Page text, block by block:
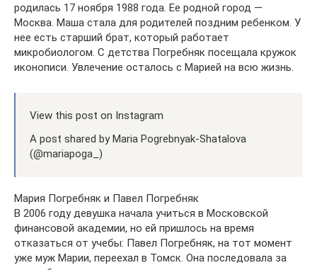
родилась 17 ноября 1988 года. Ее родной город —
Москва. Маша стала для родителей поздним ребенком. У
нее есть старший брат, который работает
микробиологом. С детства Погребняк посещала кружок
иконописи. Увлечение осталось с Марией на всю жизнь.
View this post on Instagram
A post shared by Maria Pogrebnyak-Shatalova
(@mariapoga_)
Мария Погребняк и Павел Погребняк
В 2006 году девушка начала учиться в Московской
финансовой академии, но ей пришлось на время
отказаться от учебы: Павел Погребняк, на тот момент
уже муж Марии, переехал в Томск. Она последовала за